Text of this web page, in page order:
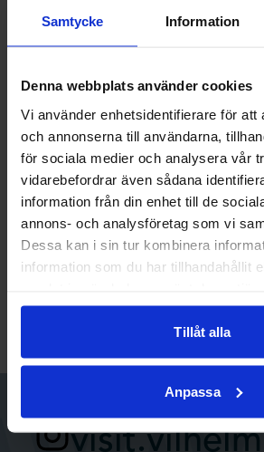
Samtycke Information
Denna webbplats använder cookies
Vi använder enhetsidentifierare för att
och annonserna till användarna,
för sociala medier och analysera vår
vidarebefordrar även sådana
information från din enhet till de
annons- och analysföretag som vi
Dessa kan i sin tur kombinera
information som du har tillhandahållit
Tillåt alla
Anpassa
hitta hit
Kronans Apotek
Volgsjövägen 34
912 32 Vilhelmina
Vägbeskrivning